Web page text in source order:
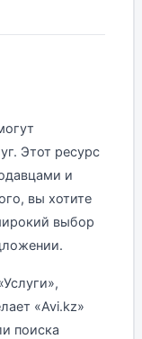
Этот ресурс
и
вы хотите
выбор
«Avi.kz»
поиска